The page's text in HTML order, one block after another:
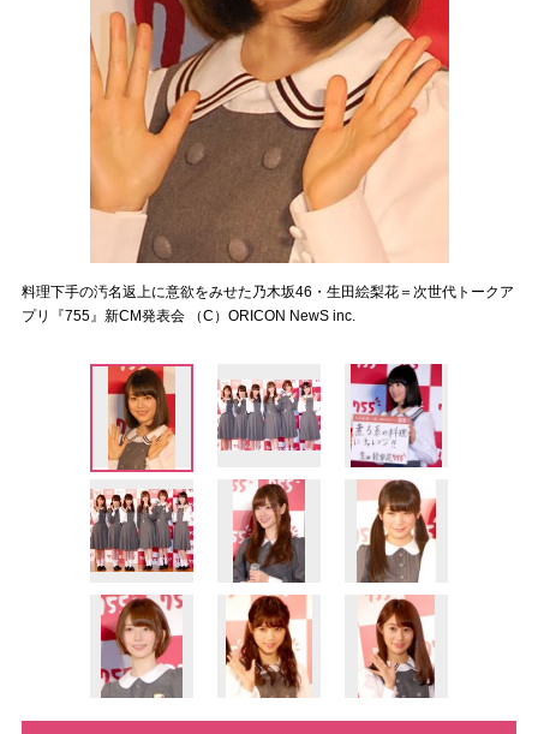
料理下手の汚名返上に意欲をみせた乃木坂46・生田絵梨花＝次世代トークア
プリ『755』新CM発表会 （C）ORICON NewS inc.